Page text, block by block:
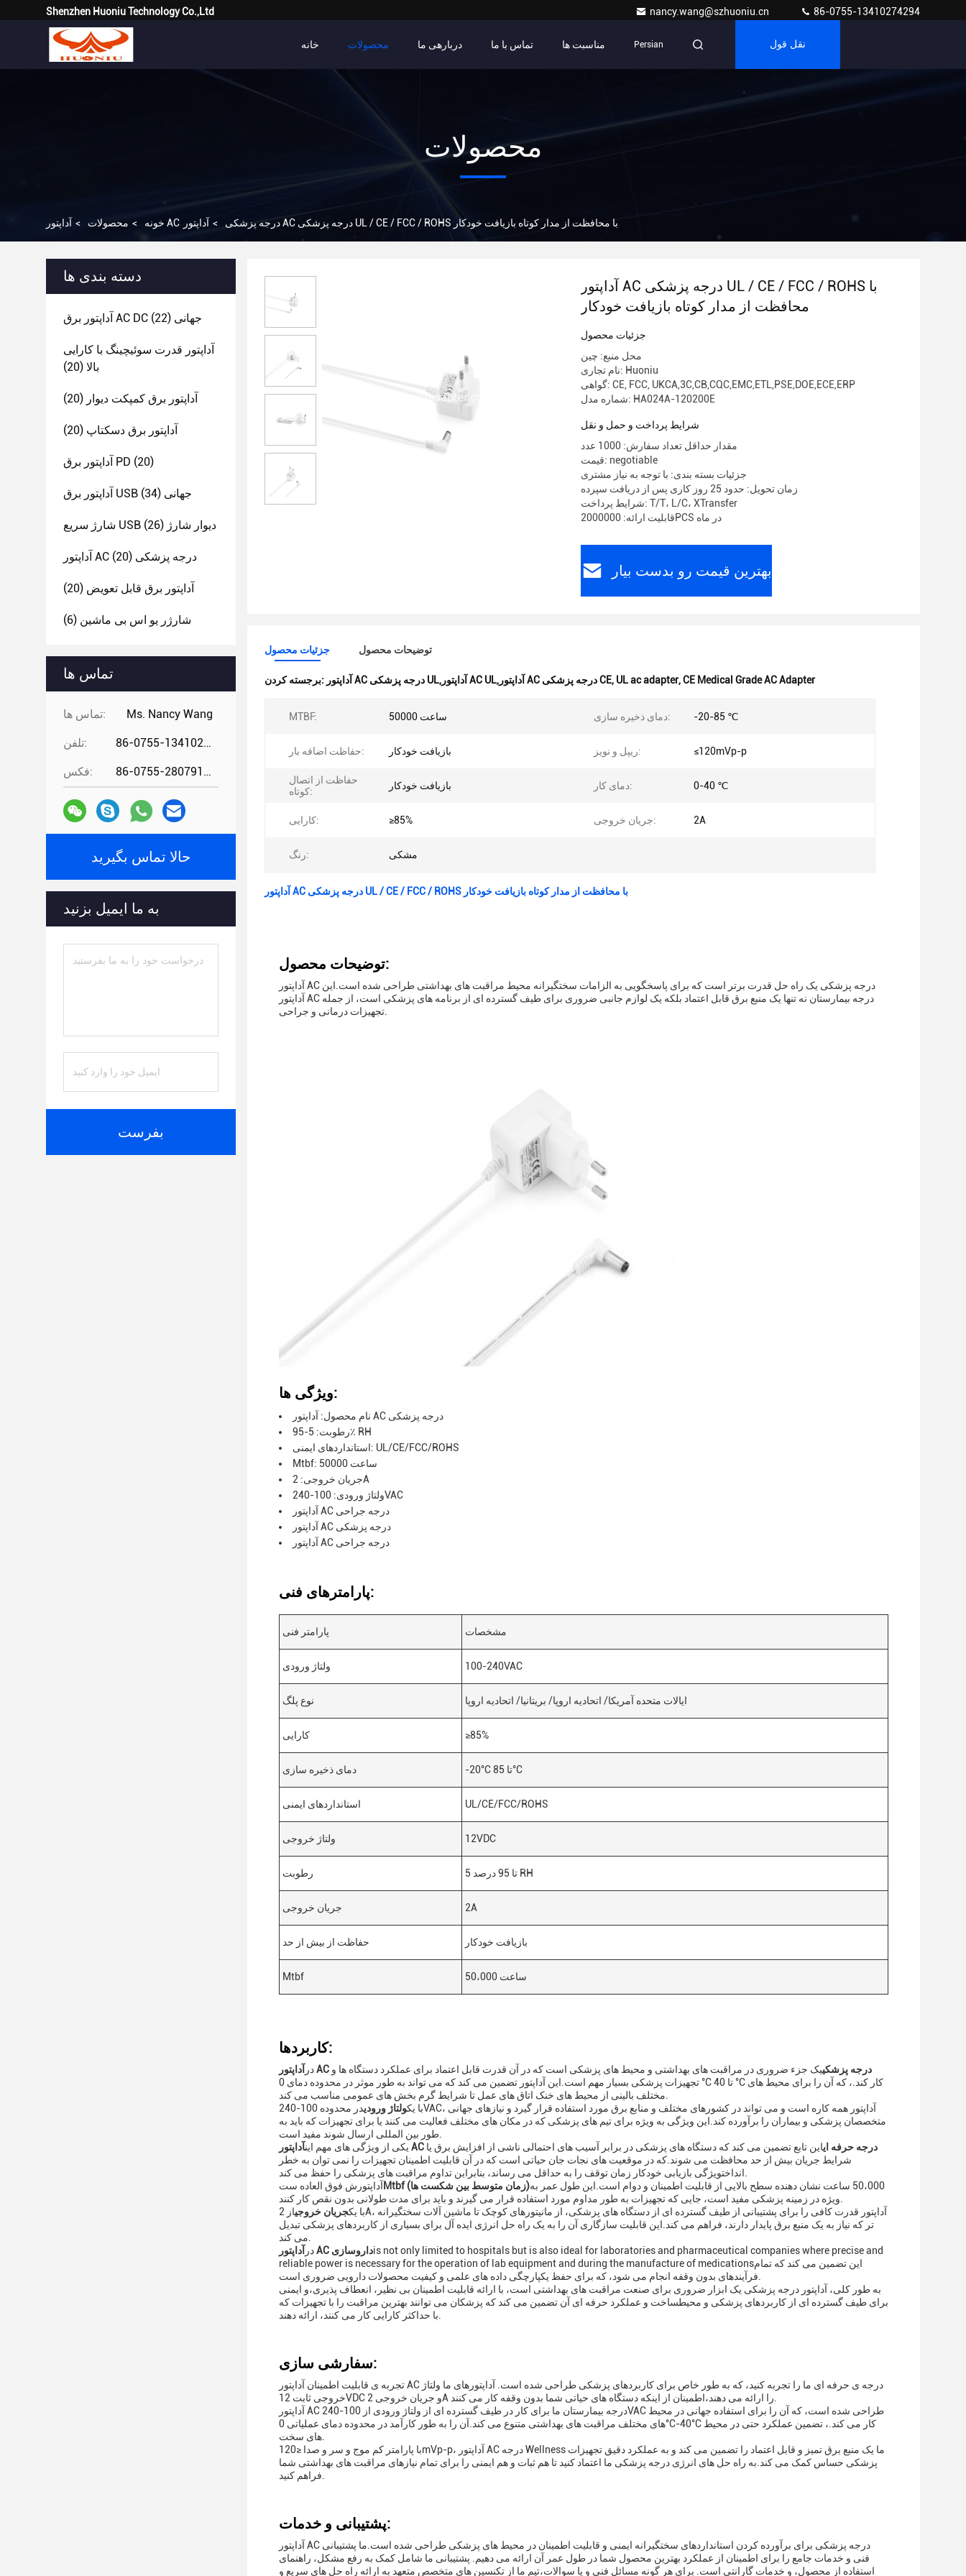
Shenzhen Huoniu Technology Co.,Ltd nancy.wang@szhuoniu.cn 86-0755-13410274294
خانه محصولات دربارهی ما تماس با ما مناسبت ها Persian نقل قول
محصولات
خونه > محصولات > آداپتور AC درجه پزشکی > آداپتور AC درجه پزشکی UL / CE / FCC / ROHS با محافظت از مدار کوتاه بازیافت خودکار
دسته بندی ها
آداپتور برق AC DC جهانی (22)
آداپتور قدرت سوئیچینگ با کارایی
بالا (20)
آداپتور برق کمپکت دیوار (20)
آداپتور برق دسکتاپ (20)
آداپتور برق PD (20)
آداپتور برق USB جهانی (34)
شارژ سریع USB دیوار شارژ (26)
آداپتور AC درجه پزشکی (20)
آداپتور برق قابل تعویض (20)
شارژر یو اس بی ماشین (6)
تماس ها
تماس ها: Ms. Nancy Wang
تلفن: 86-0755-13410274294
فکس: 86-0755-28079166
حالا تماس بگیرید
به ما ایمیل بزنید
بفرست
آداپتور AC درجه پزشکی UL / CE / FCC / ROHS با
محافظت از مدار کوتاه بازیافت خودکار
جزئیات محصول
محل منبع: چین
نام تجاری: Huoniu
گواهی: CE, FCC, UKCA,3C,CB,CQC,EMC,ETL,PSE,DOE,ECE,ERP
شماره مدل: HA024A-120200E
شرایط پرداخت و حمل و نقل
مقدار حداقل تعداد سفارش: 1000 عدد
قیمت: negotiable
جزئیات بسته بندی: با توجه به نیاز مشتری
زمان تحویل: حدود 25 روز کاری پس از دریافت سپرده
شرایط پرداخت: T/T، L/C، XTransfer
قابلیت ارائه: 2000000PCS در ماه
بهترین قیمت رو بدست بیار
جزئیات محصول توضیحات محصول
برجسته کردن: آداپتور AC درجه پزشکی UL,آداپتور AC UL,آداپتور AC درجه پزشکی CE, UL ac adapter,CE Medical Grade AC Adapter
MTBF: 50000 ساعت دمای ذخیره سازی: -20-85 ℃
حفاظت اضافه بار: بازیافت خودکار ریپل و نویز: ≤120mVp-p
حفاظت از اتصال
کوتاه:
بازیافت خودکار دمای کار: 0-40 ℃
کارایی: ≥85% جریان خروجی: 2A
رنگ: مشکی
آداپتور AC درجه پزشکی UL / CE / FCC / ROHS با محافظت از مدار کوتاه بازیافت خودکار
توضیحات محصول:
آداپتور AC درجه پزشکی یک راه حل قدرت برتر است که برای پاسخگویی به الزامات سختگیرانه محیط مراقبت های بهداشتی طراحی شده است.این
آداپتور AC درجه بیمارستان نه تنها یک منبع برق قابل اعتماد بلکه یک لوازم جانبی ضروری برای طیف گسترده ای از برنامه های پزشکی است، از جمله
ویژگی ها:
نام محصول: آداپتور AC درجه پزشکی
رطوبت: 5-95٪ RH
استانداردهای ایمنی: UL/CE/FCC/ROHS
Mtbf: 50000 ساعت
جریان خروجی: 2A
ولتاژ ورودی: 100-240VAC
آداپتور AC درجه جراحی
آداپتور AC درجه پزشکی
آداپتور AC درجه جراحی
پارامترهای فنی:
پارامتر فنی مشخصات
ولتاژ ورودی 100-240VAC
نوع پلگ ایالات متحده آمریکا/ اتحادیه اروپا/ بریتانیا/ اتحادیه اروپا
کارایی ≥85%
دمای ذخیره سازی -20°C تا 85°C
استانداردهای ایمنی UL/CE/FCC/ROHS
ولتاژ خروجی 12VDC
رطوبت 5 تا 95 درصد RH
جریان خروجی 2A
حفاظت از بیش از حد بازیافت خودکار
Mtbf 50،000 ساعت
کاربردها:
در آداپتور AC درجه پزشکییک جزء ضروری در مراقبت های بهداشتی و محیط های پزشکی است که در آن قدرت قابل اعتماد برای عملکرد دستگاه ها و
تجهیزات پزشکی بسیار مهم است.این آداپتور تضمین می کند که می تواند به طور موثر در محدوده دمای 0 °C تا 40 °C کار کند.، که آن را برای محیط های
با یکولتاژ ورودی
در محدوده 100-240VAC، آداپتور همه کاره است و می تواند در کشورهای مختلف و منابع برق مورد استفاده قرار گیرد و نیازهای جهانی
متخصصان پزشکی و بیماران را برآورده کند.این ویژگی به ویژه برای تیم های پزشکی که در مکان های مختلف فعالیت می کنند یا برای تجهیزات که باید به
یکی از ویژگی های مهم این
آداپتور AC درجه حرفه ایاین تابع تضمین می کند که دستگاه های پزشکی در برابر آسیب های احتمالی ناشی از افزایش برق یا
شرایط جریان بیش از حد محافظت می شوند.که در موقعیت های نجات جان حیاتی است که در آن قابلیت اطمینان تجهیزات را نمی توان به خطر
آداپتورش فوق العاده ست
Mtbf (زمان متوسط بین شکست ها)50،000 ساعت نشان دهنده سطح بالایی از قابلیت اطمینان و دوام است.این طول عمر به
با یکجریان خروجی
از 2A، آداپتور قدرت کافی را برای پشتیبانی از طیف گسترده ای از دستگاه های پزشکی، از مانیتورهای کوچک تا ماشین آلات سختگیرانه
تر که نیاز به یک منبع برق پایدار دارند، فراهم می کند.این قابلیت سازگاری آن را به یک راه حل انرژی ایده آل برای بسیاری از کاربردهای پزشکی تبدیل
در
آداپتور AC داروسازیis not only limited to hospitals but is also ideal for laboratories and pharmaceutical companies where precise and
reliable power is necessary for the operation of lab equipment and during the manufacture of medicationsاین تضمین می کند که تمام
به طور کلی، آداپتور درجه پزشکی یک ابزار ضروری برای صنعت مراقبت های بهداشتی است، با ارائه قابلیت اطمینان بی نظیر، انعطاف پذیری،و ایمنی
برای طیف گسترده ای از کاربردهای پزشکی و محیطساخت و عملکرد حرفه ای آن تضمین می کند که پزشکان می توانند بهترین مراقبت را با تجهیزات که
سفارشی سازی:
تجربه ی قابلیت اطمینان آداپتور AC درجه ی حرفه ای ما را تجربه کنید، که به طور خاص برای کاربردهای پزشکی طراحی شده است. آداپتورهای ما ولتاژ
آداپتور AC درجه بیمارستان ما برای کار در طیف گسترده ای از ولتاژ ورودی از 100-240VAC طراحی شده است، که آن را برای استفاده جهانی در محیط
های مختلف مراقبت های بهداشتی متنوع می کند.آن را به طور کارآمد در محدوده دمای عملیاتی 0°C-40°C کار می کند.، تضمین عملکرد حتی در محیط
با پارامتر کم موج و سر و صدا ≤120mVp-p، آداپتور AC درجه Wellness ما یک منبع برق تمیز و قابل اعتماد را تضمین می کند و به عملکرد دقیق تجهیزات
پزشکی حساس کمک می کند.به راه حل های انرژی درجه پزشکی ما اعتماد کنید تا هم ثبات و هم ایمنی را برای تمام نیازهای مراقبت های بهداشتی شما
پشتیبانی و خدمات:
آداپتور AC درجه پزشکی برای برآورده کردن استانداردهای سختگیرانه ایمنی و قابلیت اطمینان در محیط های پزشکی طراحی شده است.ما پشتیبانی
فنی و خدمات جامع را برای اطمینان از عملکرد بهترین محصول شما در طول عمر آن ارائه می دهیم. پشتیبانی ما شامل کمک به رفع مشکل، راهنمای
استفاده از محصول، و خدمات گارانتی است. برای هر گونه مسائل فنی و یا سوالات،تیم ما از تکنسین های متخصص متعهد به ارائه راه حل های سریع و